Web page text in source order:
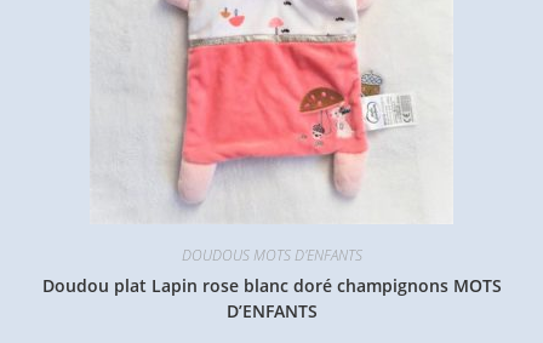
DOUDOUS MOTS D'ENFANTS
Doudou plat Lapin rose blanc doré champignons MOTS
D’ENFANTS